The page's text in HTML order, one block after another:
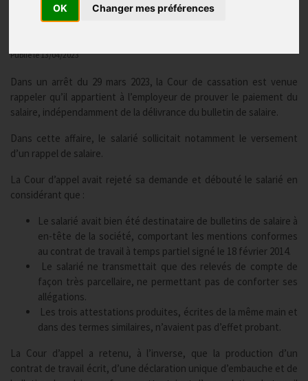
OK Changer mes préférences
Publié le13/04/2023
Dans un arrêt du 29 mars 2023, la Cour de cassation est venue
rappeler qu’il appartient à l’employeur de prouver le paiement du
salaire, indépendamment de la délivrance du bulletin de salaire.
Dans cette affaire, le salarié sollicitait notamment le versement
d’un rappel de salaire.
La Cour d’appel avait rejeté sa demande et débouté le salarié en
considérant que :
Le salarié avait bien été destinataire de bulletins de salaire à
en-tête de la société, comportant les mentions conformes
au contrat de travail à temps partiel signé le 18 février 2014.
Le salarié ne transmettait que des relevés de compte de
façon très parcellaire, ne permettant pas de conforter ses
allégations.
Les trois attestations produites, écrites de la même main et
dans des termes similaires, n’avaient pas d’effet probant.
La Cour d’appel a retenu, à l’inverse, que la production d’un
contrat de travail écrit, d’une déclaration unique d’embauche et de